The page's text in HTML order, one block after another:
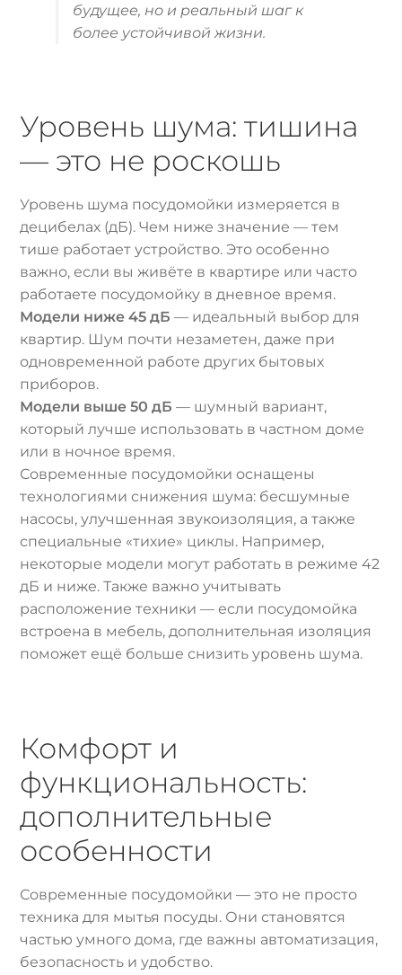
будущее, но и реальный шаг к
более устойчивой жизни.
Уровень шума: тишина
— это не роскошь
Уровень шума посудомойки измеряется в
децибелах (дБ). Чем ниже значение — тем
тише работает устройство. Это особенно
важно, если вы живёте в квартире или часто
работаете посудомойку в дневное время.
Модели ниже 45 дБ — идеальный выбор для
квартир. Шум почти незаметен, даже при
одновременной работе других бытовых
приборов.
Модели выше 50 дБ — шумный вариант,
который лучше использовать в частном доме
или в ночное время.
Современные посудомойки оснащены
технологиями снижения шума: бесшумные
насосы, улучшенная звукоизоляция, а также
специальные «тихие» циклы. Например,
некоторые модели могут работать в режиме 42
дБ и ниже. Также важно учитывать
расположение техники — если посудомойка
встроена в мебель, дополнительная изоляция
поможет ещё больше снизить уровень шума.
Комфорт и
функциональность:
дополнительные
особенности
Современные посудомойки — это не просто
техника для мытья посуды. Они становятся
частью умного дома, где важны автоматизация,
безопасность и удобство.